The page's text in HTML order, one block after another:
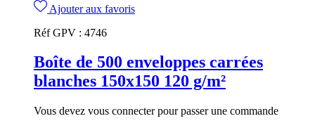
Ajouter aux favoris
Réf GPV : 4746
Boîte de 500 enveloppes carrées
blanches 150x150 120 g/m²
Vous devez vous connecter pour passer une commande